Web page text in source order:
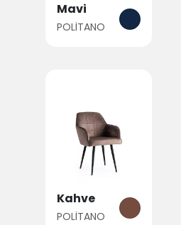
Mavi
POLİTANO
Kahve
POLİTANO